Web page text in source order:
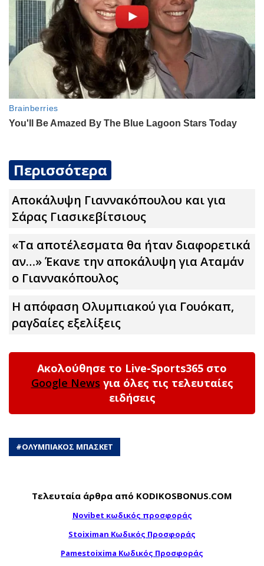
Περισσότερα
Αποκάλυψη Γιαννακόπουλου και για
Σάρας Γιασικεβίτσιους
«Τα αποτέλεσματα θα ήταν διαφορετικά
αν…» Έκανε την αποκάλυψη για Αταμάν
ο Γιαννακόπουλος
Η απόφαση Ολυμπιακού για Γουόκαπ,
ραγδαίες εξελίξεις
Ακολούθησε το Live-Sports365 στο
Google News για όλες τις τελευταίες
ειδήσεις
#ΟΛΥΜΠΙΑΚΟΣ ΜΠΑΣΚΕΤ
Τελευταία άρθρα από KODIKOSBONUS.COM
Novibet κωδικός προσφοράς
Stoiximan Κωδικός Προσφοράς
Pamestoixima Κωδικός Προσφοράς